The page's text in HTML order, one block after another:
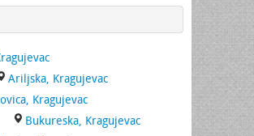
Ariljska, Kragujevac
Kragujevac
Bukureska, Kragujevac